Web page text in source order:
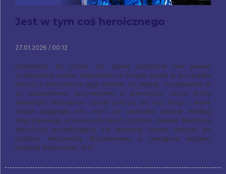
Jest w tym coś heroicznego
27.01.2026 / 00:12
Dotarliśmy do chwili, że opinia publiczna ma pewne
oczekiwania wobec mieszkańców Surgut, nawet w przypadku
meczu z mistrzem na jego stronie. Co więcej, oczekiwania te
są uzasadnione, przynajmniej w pierwszym secie. Kiedy
Alexander Kostadinov został pokryty po raz drugi i wynik
został osiągnięty 6:9, my?l, że wszystko pójdzie według
zwyczajowego scenariusza takich spotkań. Jednak Nikiforow
zakończył przedłużającą się wymianę rzutem wolnym po
podaniu Aleksandra Kostadinowa, a następnie wydano
blokadę Wołkowowi, 11:11.